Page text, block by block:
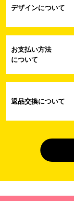
（開示対象個人情
（開示対象個人情
４. 個人情報を第三
第三者に提供する目
デザインについて
お支払い方法
について
返品交換について